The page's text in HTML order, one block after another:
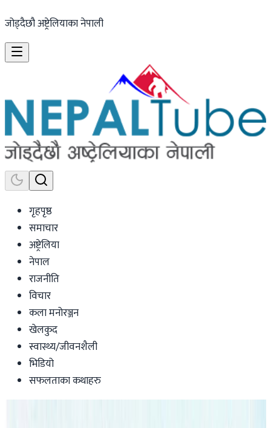
जोड्दैछौ अष्ट्रेलियाका नेपाली
गृहपृष्ठ
समाचार
अष्ट्रेलिया
नेपाल
राजनीति
विचार
कला मनोरञ्जन
खेलकुद
स्वास्थ्य/जीवनशैली
भिडियो
सफलताका कथाहरु